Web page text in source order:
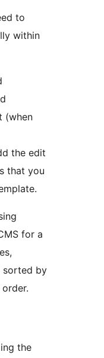
to
within
(when
the edit
that you
for a
sorted by
the